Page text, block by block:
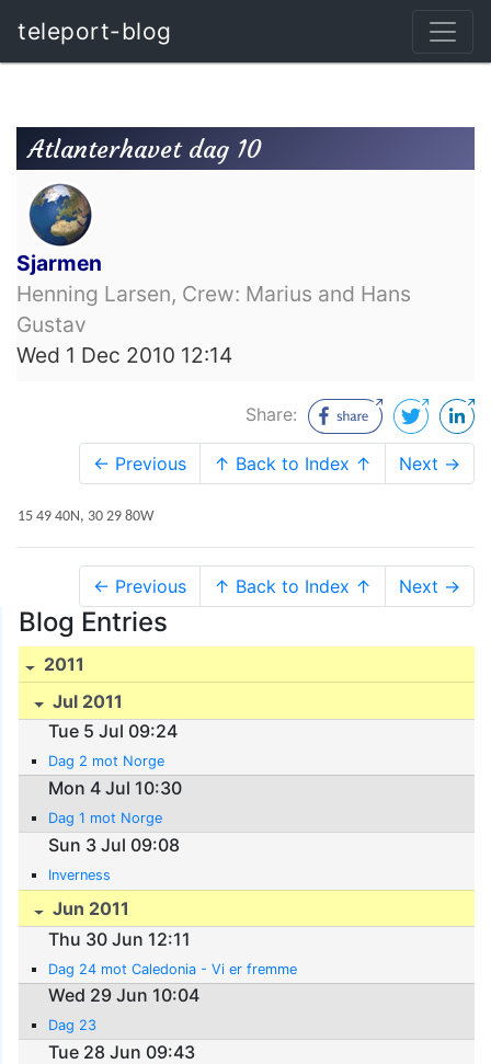
teleport-blog
Atlanterhavet dag 10
Sjarmen
Henning Larsen, Crew: Marius and Hans
Gustav
Wed 1 Dec 2010 12:14
Share:
← Previous ↑ Back to Index ↑ Next →
15 49 40N, 30 29 80W
← Previous ↑ Back to Index ↑ Next →
Blog Entries
2011
Jul 2011
Tue 5 Jul 09:24
Dag 2 mot Norge
Mon 4 Jul 10:30
Dag 1 mot Norge
Sun 3 Jul 09:08
Inverness
Jun 2011
Thu 30 Jun 12:11
Dag 24 mot Caledonia - Vi er fremme
Wed 29 Jun 10:04
Dag 23
Tue 28 Jun 09:43